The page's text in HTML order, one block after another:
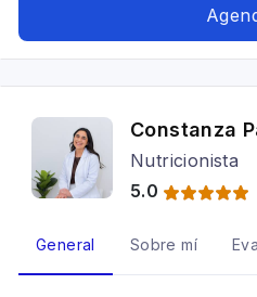
Constanza
Nutricionista
5.0
General Sobre mí